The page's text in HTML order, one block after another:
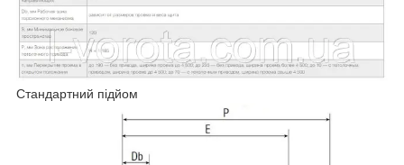
Стандартний підйом